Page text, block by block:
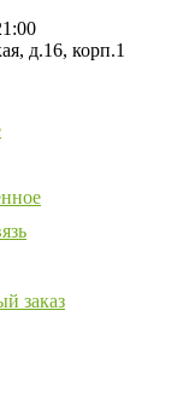
д.16, корп.1
заказ